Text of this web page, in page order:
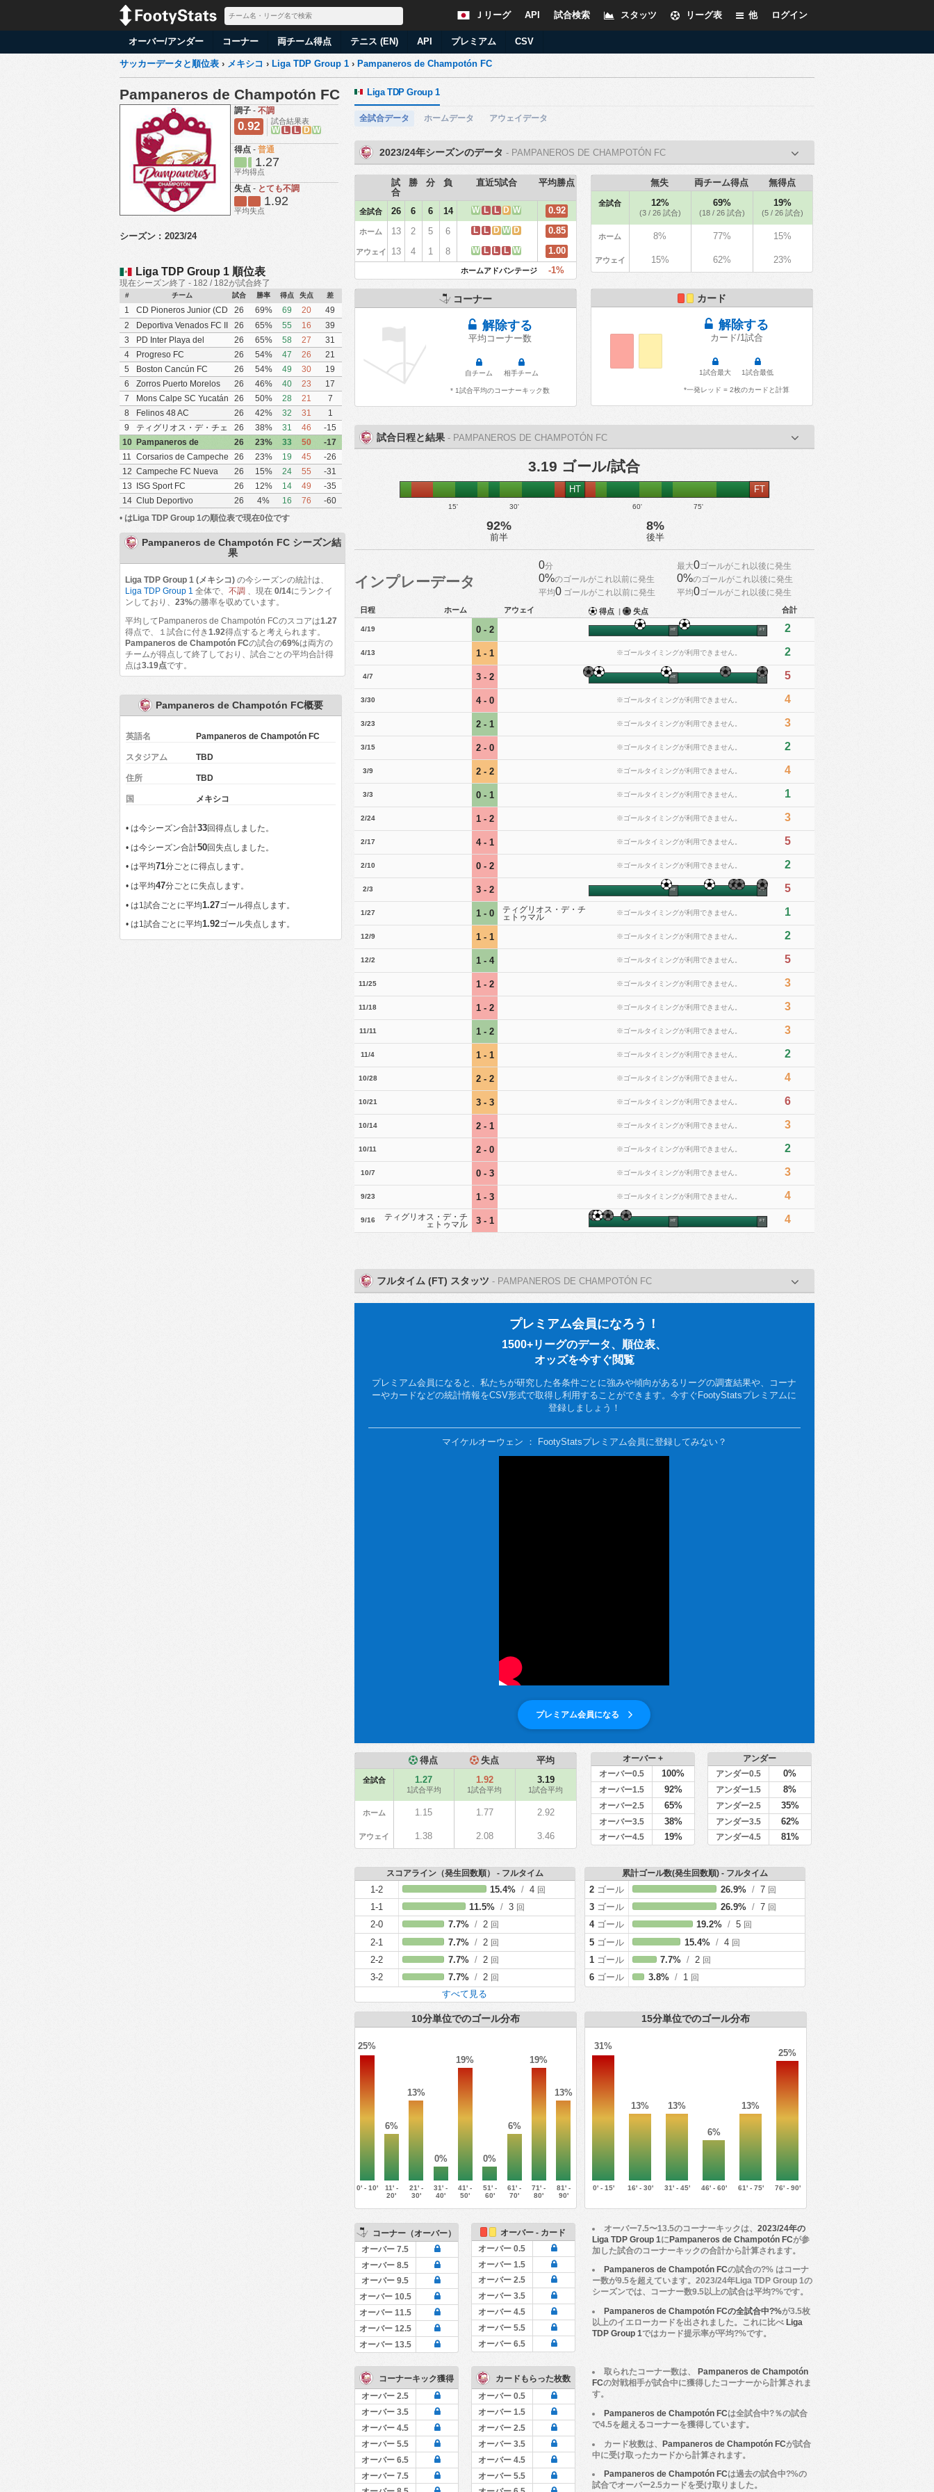
ログイン
他
リーグ表
スタッツ
試合検索
API
Ｊリーグ
オーバー/アンダー コーナー 両チーム得点 テニス (EN) API プレミアム CSV
サッカーデータと順位表 › メキシコ › Liga TDP Group 1 › Pampaneros de Champotón FC
Pampaneros de Champotón FC
調子 - 不調
0.92 試合結果表
W L L D W
得点 - 普通
1.27
平均得点
失点 - とても不調
1.92
平均失点
シーズン : 2023/24
Liga TDP Group 1 順位表
現在シーズン終了 - 182 / 182が試合終了
# チーム 試合 勝率 得点 失点 差
1
CD Pioneros Junior (CD
Pioneros de Cancún II)
26 69% 69 20
49
2
Deportiva Venados FC II 26 65% 55 16
39
3
PD Inter Playa del
Carmen AC II
26 65% 58 27
31
4
Progreso FC 26 54% 47 26
21
5
Boston Cancún FC 26 54% 49 30
19
6
Zorros Puerto Morelos
FC
26 46% 40 23
17
7
Mons Calpe SC Yucatán 26 50% 28 21
7
8
Felinos 48 AC 26 42% 32 31
1
9
ティグリオス・デ・チェ
トゥマル
26 38% 31 46
-15
10 Pampaneros de
Champotón FC
26 23% 33 50
-17
11
Corsarios de Campeche
FC
26 23% 19 45
-26
12 Campeche FC Nueva
Generación
26 15% 24 55
-31
13
ISG Sport FC 26 12% 14 49
-35
14 Club Deportivo
Zitácuaro II
26 4% 16 76
-60
• はLiga TDP Group 1の順位表で現在0位です
Pampaneros de Champotón FC シーズン結
果
Liga TDP Group 1 (メキシコ)の今シーズンの統計は、
Liga TDP Group 1全体で、不調 、現在0/14にランクイ
ンしており、23%の勝率を収めています。
平均してPampaneros de Champotón FCのスコアは1.27
得点で、１試合に付き1.92得点すると考えられます。
Pampaneros de Champotón FCの試合の69%は両方の
チームが得点して終了しており、試合ごとの平均合計得
点は3.19点です。
Pampaneros de Champotón FC概要
英語名 Pampaneros de Champotón FC
スタジアム TBD
住所 TBD
国 メキシコ
• は今シーズン合計33回得点しました。
• は今シーズン合計50回失点しました。
• は平均71分ごとに得点します。
• は平均47分ごとに失点します。
• は1試合ごとに平均1.27ゴール得点します。
• は1試合ごとに平均1.92ゴール失点します。
Liga TDP Group 1
全試合データ ホームデータ アウェイデータ
2023/24年シーズンのデータ - PAMPANEROS DE CHAMPOTÓN FC
試
合
勝 分 負 直近5試合 平均勝点
全試合 26 6 6 14 W L L D W 0.92
ホーム 13 2 5 6 L L D W D 0.85
アウェイ 13 4 1 8 W L L L W 1.00
ホームアドバンテージ -1%
無失 両チーム得点 無得点
全試合 12%
(3 / 26 試合)
69%
(18 / 26 試合)
19%
(5 / 26 試合)
ホーム 8% 77% 15%
アウェイ 15% 62% 23%
コーナー
解除する
平均コーナー数
自チーム 相手チーム
* 1試合平均のコーナーキック数
カード
解除する
カード/1試合
1試合最大 1試合最低
*一発レッド = 2枚のカードと計算
試合日程と結果- PAMPANEROS DE CHAMPOTÓN FC
3.19 ゴール/試合
15' 30'
HT
60' 75'
FT
92%
前半
8%
後半
インプレーデータ
0分 最大0ゴールがこれ以後に発生
0%のゴールがこれ以前に発生 0%のゴールがこれ以後に発生
平均0ゴールがこれ以前に発生 平均0ゴールがこれ以後に発生
日程 ホーム アウェイ 得点 | 失点 合計
4/19 0 - 2 HT FT 2
4/13 1 - 1 ※ゴールタイミングが利用できません。 2
4/7 3 - 2 HT FT 5
3/30 4 - 0 ※ゴールタイミングが利用できません。 4
3/23 2 - 1 ※ゴールタイミングが利用できません。 3
3/15 2 - 0 ※ゴールタイミングが利用できません。 2
3/9 2 - 2 ※ゴールタイミングが利用できません。 4
3/3 0 - 1 ※ゴールタイミングが利用できません。 1
2/24 1 - 2 ※ゴールタイミングが利用できません。 3
2/17 4 - 1 ※ゴールタイミングが利用できません。 5
2/10 0 - 2 ※ゴールタイミングが利用できません。 2
2/3 3 - 2 HT FT 5
1/27 1 - 0
ティグリオス・デ・チ
ェトゥマル
※ゴールタイミングが利用できません。 1
12/9 1 - 1 ※ゴールタイミングが利用できません。 2
12/2 1 - 4 ※ゴールタイミングが利用できません。 5
11/25 1 - 2 ※ゴールタイミングが利用できません。 3
11/18 1 - 2 ※ゴールタイミングが利用できません。 3
11/11 1 - 2 ※ゴールタイミングが利用できません。 3
11/4 1 - 1 ※ゴールタイミングが利用できません。 2
10/28 2 - 2 ※ゴールタイミングが利用できません。 4
10/21 3 - 3 ※ゴールタイミングが利用できません。 6
10/14 2 - 1 ※ゴールタイミングが利用できません。 3
10/11 2 - 0 ※ゴールタイミングが利用できません。 2
10/7 0 - 3 ※ゴールタイミングが利用できません。 3
9/23 1 - 3 ※ゴールタイミングが利用できません。 4
9/16
ティグリオス・デ・チ
ェトゥマル
3 - 1 HT FT 4
フルタイム (FT) スタッツ - PAMPANEROS DE CHAMPOTÓN FC
プレミアム会員になろう！
1500+リーグのデータ、順位表、
オッズを今すぐ閲覧
プレミアム会員になると、私たちが研究した各条件ごとに強みや傾向があるリーグの調査結果や、コーナ
ーやカードなどの統計情報をCSV形式で取得し利用することができます。今すぐFootyStatsプレミアムに
登録しましょう！
プレミアム会員になる
マイケルオーウェン ： FootyStatsプレミアム会員に登録してみない？
得点 失点 平均
全試合 1.27
1試合平均
1.92
1試合平均
3.19
1試合平均
ホーム 1.15 1.77 2.92
アウェイ 1.38 2.08 3.46
オーバー +
オーバー0.5 100%
オーバー1.5 92%
オーバー2.5 65%
オーバー3.5 38%
オーバー4.5 19%
アンダー
アンダー0.5 0%
アンダー1.5 8%
アンダー2.5 35%
アンダー3.5 62%
アンダー4.5 81%
スコアライン（発生回数順） - フルタイム
1-2 15.4% / 4 回
1-1 11.5% /3 回
2-0 7.7% /2 回
2-1 7.7% /2 回
2-2 7.7% /2 回
3-2 7.7% /2 回
すべて見る
累計ゴール数(発生回数順) - フルタイム
2 ゴール 26.9% /7 回
3 ゴール 26.9% /7 回
4 ゴール 19.2% /5 回
5 ゴール 15.4% /4 回
1 ゴール 7.7% /2 回
6 ゴール 3.8% /1 回
10分単位でのゴール分布
25%
6%
13%
0%
19%
0%
6%
19%
13%
0' - 10'
11' -
20'
21' -
30'
31' -
40'
41' -
50'
51' -
60'
61' -
70'
71' -
80'
81' -
90'
15分単位でのゴール分布
31%
13% 13%
6%
13%
25%
0' - 15' 16' - 30' 31' - 45' 46' - 60' 61' - 75' 76' - 90'
コーナー（オーバー）
オーバー 7.5
オーバー 8.5
オーバー 9.5
オーバー 10.5
オーバー 11.5
オーバー 12.5
オーバー 13.5
オーバー - カード
オーバー 0.5
オーバー 1.5
オーバー 2.5
オーバー 3.5
オーバー 4.5
オーバー 5.5
オーバー 6.5
オーバー7.5〜13.5のコーナーキックは、2023/24年の
Liga TDP Group 1 にPampaneros de Champotón FCが参
加した試合のコーナーキックの合計から計算されます。
Pampaneros de Champotón FCの試合の?% はコーナ
ー数が9.5を超えています。2023/24年Liga TDP Group 1の
シーズンでは、コーナー数9.5以上の試合は平均?%です。
Pampaneros de Champotón FCの全試合中?%が3.5枚
以上のイエローカードを出されました。これに比べLiga
TDP Group 1ではカード提示率が平均?%です。
コーナーキック獲得
オーバー 2.5
オーバー 3.5
オーバー 4.5
オーバー 5.5
オーバー 6.5
オーバー 7.5
カードもらった枚数
オーバー 0.5
オーバー 1.5
オーバー 2.5
オーバー 3.5
オーバー 4.5
オーバー 5.5
取られたコーナー数は、
Pampaneros de Champotón
FCの対戦相手が試合中に獲得したコーナーから計算されま
す。
Pampaneros de Champotón FCは全試合中?％の試合
で4.5を超えるコーナーを獲得しています。
カード枚数は、Pampaneros de Champotón FCが試合
中に受け取ったカードから計算されます。
Pampaneros de Champotón FCは過去の試合中?%の
試合でオーバー2.5カードを受け取りました。